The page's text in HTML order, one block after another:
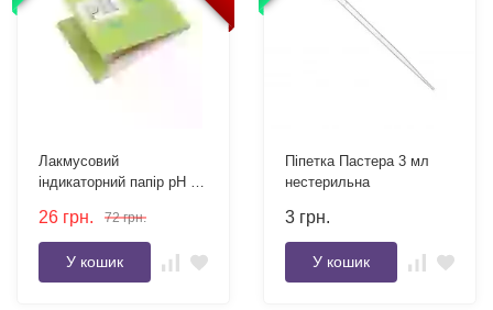
Лакмусовий
індикаторний папір pH 1-
26 грн. 72 грн.
У кошик
Піпетка Пастера 3 мл
нестерильна
3 грн.
У кошик